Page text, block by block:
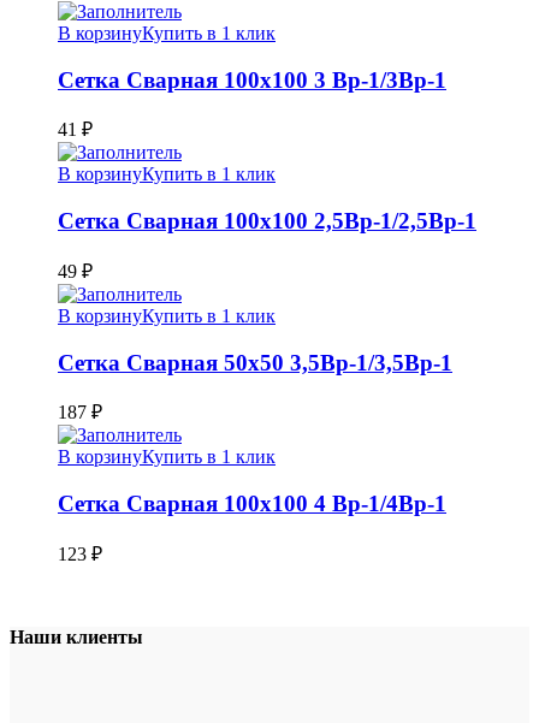
В корзинуКупить в 1 клик
Сетка Сварная 100х100 3 Вр-1/3Вр-1
41 ₽
В корзинуКупить в 1 клик
Сетка Сварная 100х100 2,5Вр-1/2,5Вр-1
49 ₽
В корзинуКупить в 1 клик
Сетка Сварная 50х50 3,5Вр-1/3,5Вр-1
187 ₽
В корзинуКупить в 1 клик
Сетка Сварная 100х100 4 Вр-1/4Вр-1
123 ₽
Наши клиенты